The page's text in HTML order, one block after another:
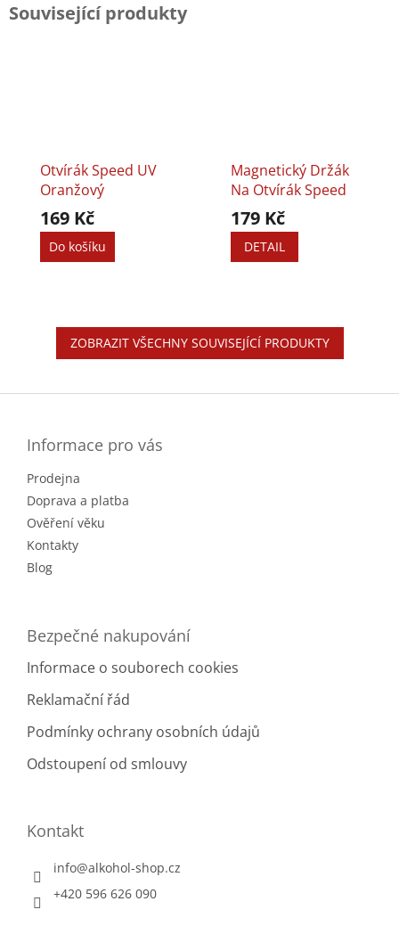
Související produkty
Otvírák Speed UV
Oranžový
169 Kč
Do košíku
Magnetický Držák
Na Otvírák Speed
179 Kč
DETAIL
ZOBRAZIT VŠECHNY SOUVISEJÍCÍ PRODUKTY
Informace pro vás
Prodejna
Doprava a platba
Ověření věku
Kontakty
Blog
Bezpečné nakupování
Informace o souborech cookies
Reklamační řád
Podmínky ochrany osobních údajů
Odstoupení od smlouvy
Kontakt
info@alkohol-shop.cz
+420 596 626 090